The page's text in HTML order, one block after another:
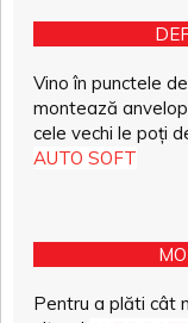
Vino în punctele
montează
cele vechi le poți
AUTO SOFT
Pentru a plăti cât